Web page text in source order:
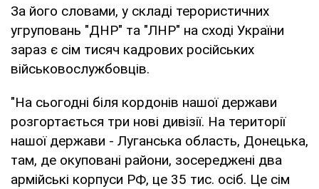
За його словами, у складі терористичних
угруповань "ДНР" та "ЛНР" на сході України
зараз є сім тисяч кадрових російських
військовослужбовців.
"На сьогодні біля кордонів нашої держави
розгортається три нові дивізії. На території
нашої держави - Луганська область, Донецька,
там, де окуповані райони, зосереджені два
армійські корпуси РФ, це 35 тис. осіб. Це сім